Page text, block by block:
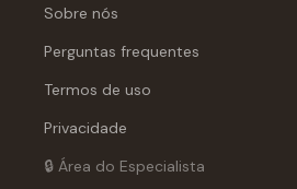
Sobre nós
Perguntas frequentes
Termos de uso
Privacidade
🔒 Área do Especialista